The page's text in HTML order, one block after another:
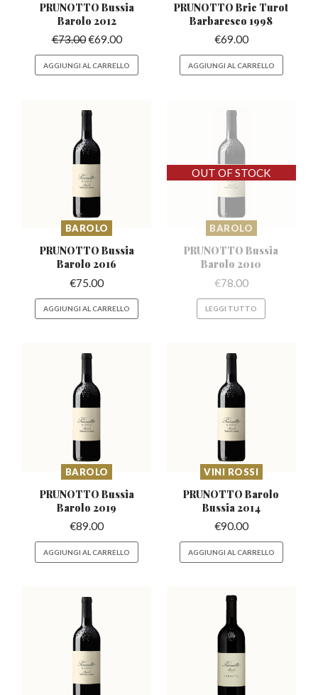
PRUNOTTO Bussia
Barolo 2012
€73.00€69.00
AGGIUNGI AL CARRELLO
PRUNOTTO Bric Turot
Barbaresco 1998
€69.00
AGGIUNGI AL CARRELLO
BAROLO
PRUNOTTO Bussia
Barolo 2016
€75.00
AGGIUNGI AL CARRELLO
BAROLO
PRUNOTTO Bussia
Barolo 2010
€78.00
LEGGI TUTTO
BAROLO
PRUNOTTO Bussia
Barolo 2019
€89.00
AGGIUNGI AL CARRELLO
VINI ROSSI
PRUNOTTO Barolo
Bussia 2014
€90.00
AGGIUNGI AL CARRELLO